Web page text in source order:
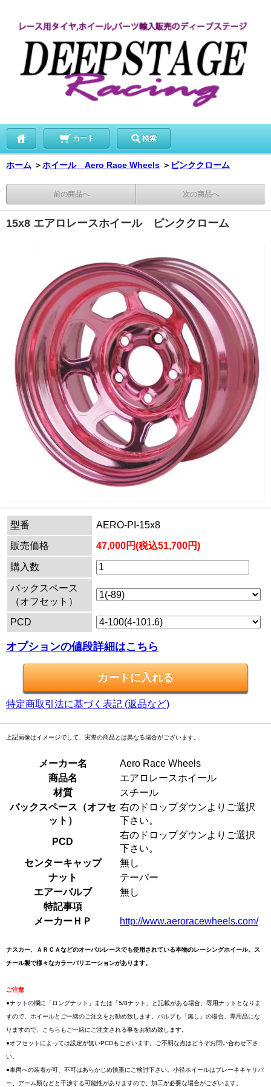
カート 検索
ホーム ＞ホイール Aero Race Wheels ＞ ピンククローム
前の商品へ 次の商品へ
15x8 エアロレースホイール ピンククローム
型番
AERO-PI-15x8
販売価格
47,000円(税込51,700円)
購入数
バックスペース
（オフセット）
PCD
オプションの値段詳細はこちら
特定商取引法に基づく表記 (返品など)
上記画像はイメージでして、実際の商品とは異なる場合がございます。
メーカー名
Aero Race Wheels
商品名
エアロレースホイール
材質
スチール
バックスペース（オフセ
ット）
右のドロップダウンよりご選択
下さい。
PCD
右のドロップダウンよりご選択
下さい。
センターキャップ
無し
ナット
テーパー
エアーバルブ
無し
特記事項
メーカーＨＰ
http://www.aeroracewheels.com/
ナスカー、ＡＲＣＡなどのオーバルレースでも使用されている本物のレーシングホイール。ス
チール製で様々なカラーバリエーションがあります。
ご注意
●ナットの欄に「ロングナット」または「5/8ナット」と記載がある場合、専用ナットとなりま
すので、ホイールとご一緒のご注文をお勧め致します。バルブも「無し」の場合、専用品にな
りますので、こちらもご一緒にご注文される事をお勧め致します。
●オフセットによっては設定が無いPCDもございます。ご不明な点はどうぞお問い合わせ下さ
い。
●車両への装着が可、不可はあらかじめ慎重にご検討下さい。小径ホイールはブレーキキャリパ
ー、アーム類などと干渉する可能性がありますので、加工が必要な場合がございます。